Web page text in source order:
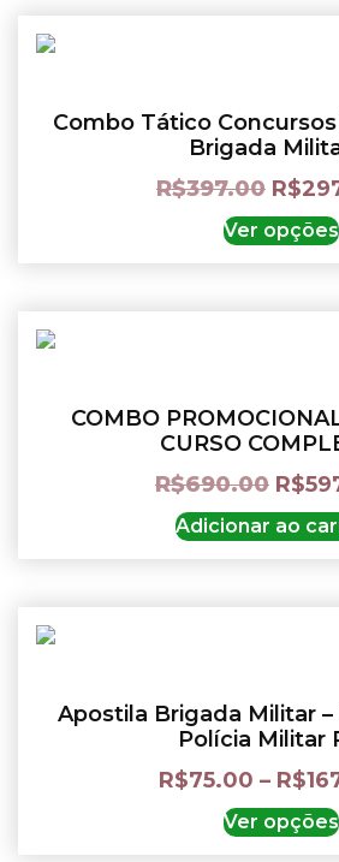
Combo Tático
Brigada
R$397.00 R$
Ver opções
COMBO
CURSO
R$690.00 R$
Adicionar ao
Apostila Brigada Militar –
Polícia Militar
R$75.00 – R$
Ver opções